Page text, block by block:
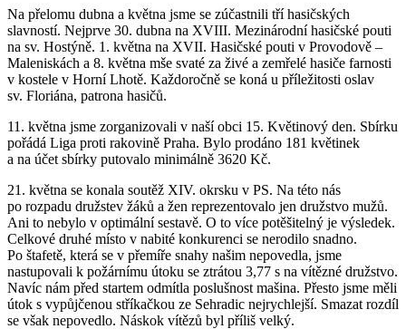
Na přelomu dubna a května jsme se zúčastnili tří hasičských
slavností. Nejprve 30. dubna na XVIII. Mezinárodní hasičské pouti
na sv. Hostýně. 1. května na XVII. Hasičské pouti v Provodově –
Maleniskách a 8. května mše svaté za živé a zemřelé hasiče farnosti
v kostele v Horní Lhotě. Každoročně se koná u příležitosti oslav
sv. Floriána, patrona hasičů.
11. května jsme zorganizovali v naší obci 15. Květinový den. Sbírku
pořádá Liga proti rakovině Praha. Bylo prodáno 181 květinek
a na účet sbírky putovalo minimálně 3620 Kč.
21. května se konala soutěž XIV. okrsku v PS. Na této nás
po rozpadu družstev žáků a žen reprezentovalo jen družstvo mužů.
Ani to nebylo v optimální sestavě. O to více potěšitelný je výsledek.
Celkové druhé místo v nabité konkurenci se nerodilo snadno.
Po štafetě, která se v přemíře snahy našim nepovedla, jsme
nastupovali k požárnímu útoku se ztrátou 3,77 s na vítězné družstvo.
Navíc nám před startem odmítla poslušnost mašina. Přesto jsme měli
útok s vypůjčenou stříkačkou ze Sehradic nejrychlejší. Smazat rozdíl
se však nepovedlo. Náskok vítězů byl příliš velký.